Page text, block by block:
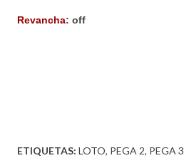
Revancha: off
ETIQUETAS: LOTO PEGA 2 PEGA 3